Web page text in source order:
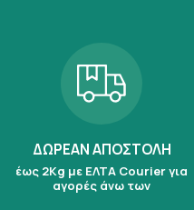
ΔΩΡΕΑΝ ΑΠΟΣΤΟΛΗ
έως 2Kg με ΕΛΤΑ Courier για
αγορές άνω των